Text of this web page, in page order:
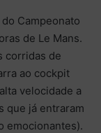
Campeonato
de Le Mans.
corridas de
ao cockpit
velocidade a
que já entraram
emocionantes).